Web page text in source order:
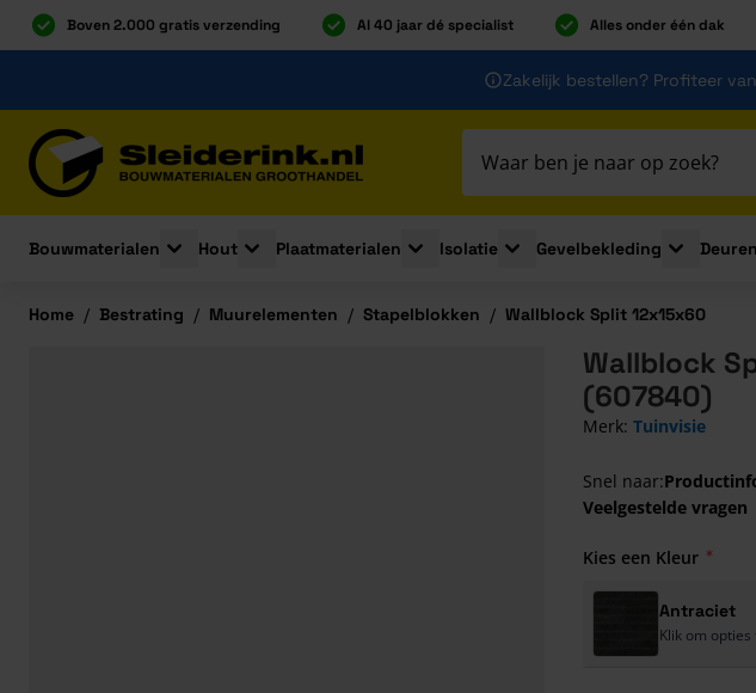
Boven 2.000 gratis verzending Al 40 jaar dé specialist Alles onder één dak
Zakelijk bestellen? Profiteer
Bouwmaterialen
Toggle submenu for Bouwmaterialen
Hout
Toggle submenu for Hout
Plaatmaterialen
Toggle submenu for Plaatmaterialen
Isolatie
Toggle submenu for Isolatie
Gevelbekleding
Toggle
Deuren
Home / Bestrating / Muurelementen / Stapelblokken / Wallblock Split 12x15x60
Wallblock
(607840)
Merk: Tuinvisie
Snel naar:
Veelgestelde vragen
Kies een Kleur
Antraciet
Klik om